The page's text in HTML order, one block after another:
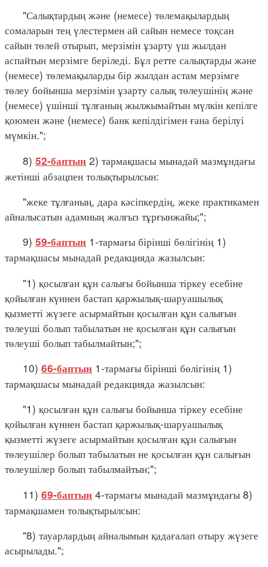
"Салықтардың және (немесе) төлемақылардың
сомаларын тең үлестермен ай сайын немесе тоқсан
сайын төлей отырып, мерзімін ұзарту үш жылдан
аспайтын мерзімге беріледі. Бұл ретте салықтарды және
(немесе) төлемақыларды бір жылдан астам мерзімге
төлеу бойынша мерзімін ұзарту салық төлеушінің және
(немесе) үшінші тұлғаның жылжымайтын мүлкін кепілге
қоюмен және (немесе) банк кепілдігімен ғана берілуі
мүмкін.";
8) 52-баптың 2) тармақшасы мынадай мазмұндағы
жетінші абзацпен толықтырылсын:
"жеке тұлғаның, дара кәсіпкердің, жеке практикамен
айналысатын адамның жалғыз тұрғынжайы;";
9) 59-баптың 1-тармағы бірінші бөлігінің 1)
тармақшасы мынадай редакцияда жазылсын:
"1) қосылған құн салығы бойынша тіркеу есебіне
қойылған күннен бастап қаржылық-шаруашылық
қызметті жүзеге асырмайтын қосылған құн салығын
төлеуші болып табылатын не қосылған құн салығын
төлеуші болып табылмайтын;";
10) 66-баптың 1-тармағы бірінші бөлігінің 1)
тармақшасы мынадай редакцияда жазылсын:
"1) қосылған құн салығы бойынша тіркеу есебіне
қойылған күннен бастап қаржылық-шаруашылық
қызметті жүзеге асырмайтын қосылған құн салығын
төлеушілер болып табылатын не қосылған құн салығын
төлеушілер болып табылмайтын;";
11) 69-баптың 4-тармағы мынадай мазмұндағы 8)
тармақшамен толықтырылсын:
"8) тауарлардың айналымын қадағалап отыру жүзеге
асырылады.";